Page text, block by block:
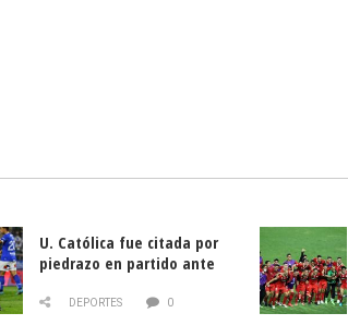
U. Católica fue citada por
piedrazo en partido ante
DEPORTES 0